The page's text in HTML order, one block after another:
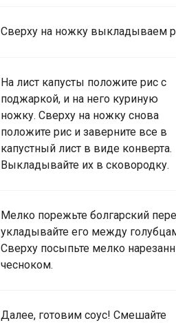
Сверху на ножку выкладываем
На лист капусты положите рис с
поджаркой, и на него куриную
ножку. Сверху на ножку снова
положите рис и заверните все в
капустный лист в виде конверта.
Выкладывайте их в сковородку.
Мелко порежьте болгарский
укладывайте его между
Сверху посыпьте мелко
чесноком.
Далее, готовим соус! Смешайте